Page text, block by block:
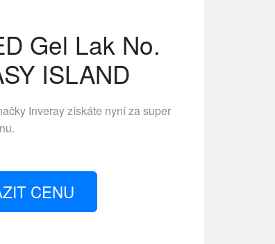
Gel Lak No.
ISLAND
Inverayzískáte nyní za super
CENU